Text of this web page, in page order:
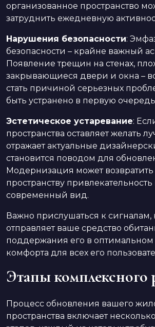
организованное пространство
затруднить ежедневную
Нарушения безопасности:
безопасности – крайне важный
Появление трещин на стенах,
закрывающиеся двери и окна –
стать причиной серьезных
быть устранено в первую
Эстетическое устаревание:
пространства оставляет желать
отражает актуальные
становится поводом для
Модернизация может
пространству привлекательность
современный вид.
Важно прислушаться к сигналам,
отправляет ваше средство
поддержания его в оптимальном
комфорта для всех его
Этапы комплексного
Процесс обновления вашего
пространства включает